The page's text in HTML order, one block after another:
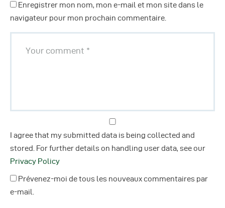
Enregistrer mon nom, mon e-mail et mon site dans le
navigateur pour mon prochain commentaire.
I agree that my submitted data is being collected and
stored. For further details on handling user data, see our
Privacy Policy
Prévenez-moi de tous les nouveaux commentaires par
e-mail.